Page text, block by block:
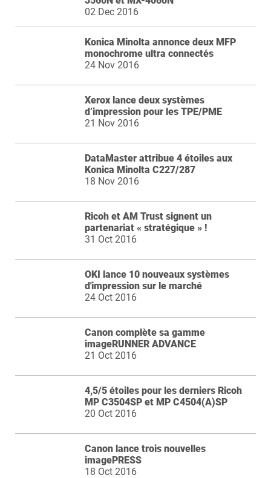
02 Dec 2016
Konica Minolta annonce deux MFP
monochrome ultra connectés
24 Nov 2016
Xerox lance deux systèmes
d’impression pour les TPE/PME
21 Nov 2016
DataMaster attribue 4 étoiles aux
Konica Minolta C227/287
18 Nov 2016
Ricoh et AM Trust signent un
partenariat « stratégique » !
31 Oct 2016
OKI lance 10 nouveaux systèmes
d'impression sur le marché
24 Oct 2016
Canon complète sa gamme
imageRUNNER ADVANCE
21 Oct 2016
4,5/5 étoiles pour les derniers Ricoh
MP C3504SP et MP C4504(A)SP
20 Oct 2016
Canon lance trois nouvelles
imagePRESS
18 Oct 2016